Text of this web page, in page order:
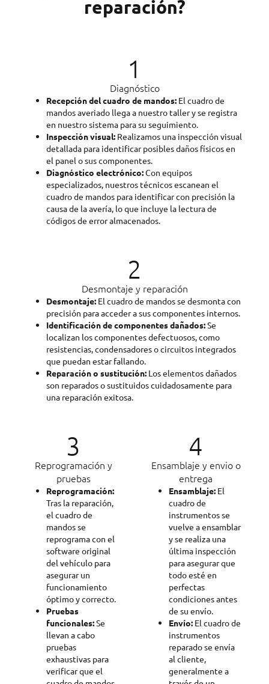
reparación?
1
Diagnóstico
Recepción del cuadro de mandos: El cuadro de
mandos averiado llega a nuestro taller y se registra
en nuestro sistema para su seguimiento.
Inspección visual: Realizamos una inspección visual
detallada para identificar posibles daños físicos en
el panel o sus componentes.
Diagnóstico electrónico:Con equipos
especializados, nuestros técnicos escanean el
cuadro de mandos para identificar con precisión la
causa de la avería, lo que incluye la lectura de
códigos de error almacenados.
2
Desmontaje y reparación
Desmontaje: El cuadro de mandos se desmonta con
precisión para acceder a sus componentes internos.
Identificación de componentes dañados:Se
localizan los componentes defectuosos, como
resistencias, condensadores o circuitos integrados
que puedan estar fallando.
Reparación o sustitución: Los elementos dañados
son reparados o sustituidos cuidadosamente para
una reparación exitosa.
3
Reprogramación y
pruebas
Reprogramación:
Tras la reparación,
el cuadro de
mandos se
reprograma con el
software original
del vehículo para
asegurar un
funcionamiento
óptimo y correcto.
Pruebas
funcionales:Se
llevan a cabo
pruebas
exhaustivas para
verificar que el
4
Ensamblaje y envio o
entrega
Ensamblaje: El
cuadro de
instrumentos se
vuelve a ensamblar
y se realiza una
última inspección
para asegurar que
todo esté en
perfectas
condiciones antes
de su envío.
Envío: El cuadro de
instrumentos
reparado se envía
al cliente,
generalmente a